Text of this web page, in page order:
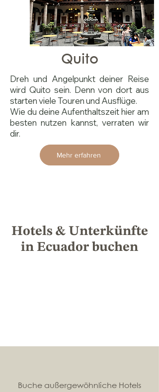
Quito
Dreh und Angelpunkt deiner Reise
wird Quito sein. Denn von dort aus
starten viele Touren und Ausflüge.
Wie du deine Aufenthaltszeit hier am
besten nutzen kannst, verraten wir
dir.
Mehr erfahren
Hotels & Unterkünfte
in Ecuador buchen
Buche außergewöhnliche Hotels